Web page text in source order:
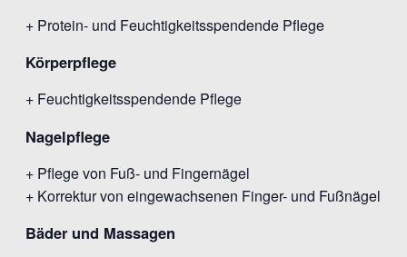
+ Protein- und Feuchtigkeitsspendende Pflege
Körperpflege
+ Feuchtigkeitsspendende Pflege
Nagelpflege
+ Pflege von Fuß- und Fingernägel
+ Korrektur von eingewachsenen Finger- und Fußnägel
Bäder und Massagen